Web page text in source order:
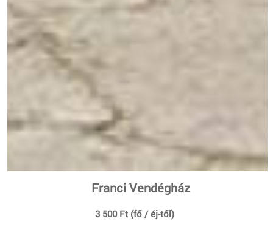
Franci Vendégház
3 500 Ft (fő / éj-től)